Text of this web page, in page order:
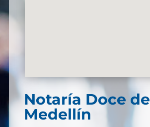
Notaría Doce de
Medellín